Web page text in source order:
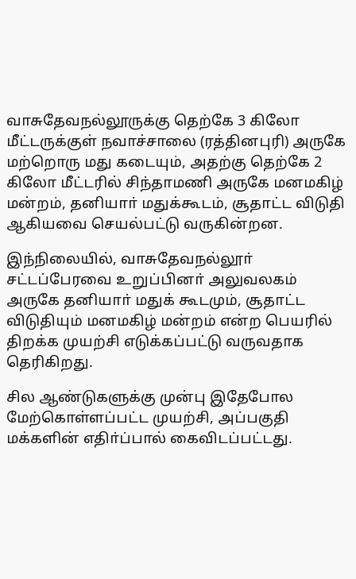
வாசுதேவநல்லூருக்கு தெற்கே 3 கிலோ
மீட்டருக்குள் நவாச்சாலை (ரத்தினபுரி) அருகே
மற்றொரு மது கடையும், அதற்கு தெற்கே 2
கிலோ மீட்டரில் சிந்தாமணி அருகே மனமகிழ்
மன்றம், தனியாா் மதுக்கூடம், சூதாட்ட விடுதி
ஆகியவை செயல்பட்டு வருகின்றன.
இந்நிலையில், வாசுதேவநல்லூா்
சட்டப்பேரவை உறுப்பினா் அலுவலகம்
அருகே தனியாா் மதுக் கூடமும், சூதாட்ட
விடுதியும் மனமகிழ் மன்றம் என்ற பெயரில்
திறக்க முயற்சி எடுக்கப்பட்டு வருவதாக
தெரிகிறது.
சில ஆண்டுகளுக்கு முன்பு இதேபோல
மேற்கொள்ளப்பட்ட முயற்சி, அப்பகுதி
மக்களின் எதிா்ப்பால் கைவிடப்பட்டது.